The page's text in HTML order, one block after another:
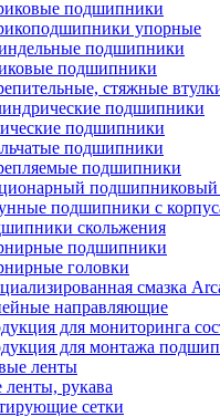
подшипники
упорные
подшипники
подшипники
стяжные
подшипники
подшипники
подшипники
подшипники
подшипниковый
подшипники с
скольжения
подшипники
головки
смазка
направляющие
для мониторинга
для монтажа
ленты
рукава
сетки